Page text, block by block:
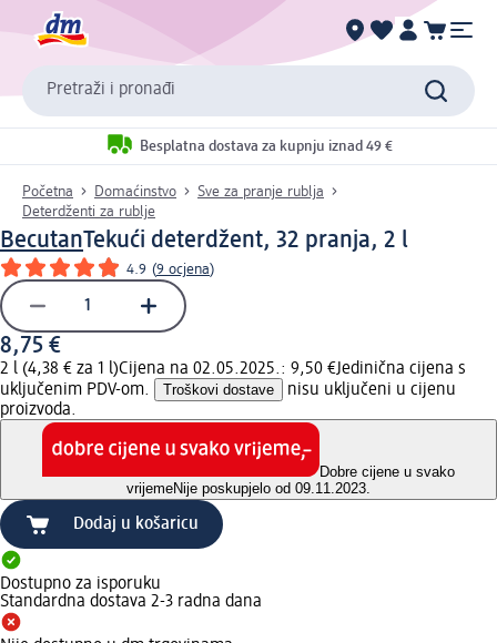
Pretraži i pronađi
Besplatna dostava za kupnju iznad 49 €
Početna Domaćinstvo
Sve za pranje rublja
Deterdženti za rublje
BecutanTekući deterdžent, 32 pranja, 2 l
4.9 (9 ocjena)
8,75 €
2 l (4,38 € za 1 l)Cijena na 02.05.2025.: 9,50 €Jedinična cijena s
uključenim PDV-om.
Troškovi dostave
nisu uključeni u cijenu
proizvoda.
Dobre cijene u svako
vrijemeNije poskupjelo od 09.11.2023.
Dodaj u košaricu
Dostupno za isporuku
Standardna dostava 2-3 radna dana